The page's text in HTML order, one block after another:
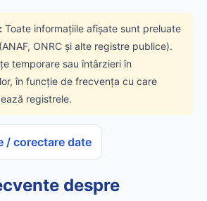
Toate informațiile afișate sunt preluate
ONRC și alte registre publice).
temporare sau întârzieri în
în funcție de frecvența cu care
registrele.
/ corectare date
despre